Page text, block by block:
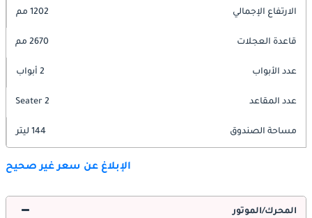
الارتفاع الإجمالي 1202 مم
قاعدة العجلات 2670 مم
عدد الأبواب 2 أبواب
عدد المقاعد 2 Seater
مساحة الصندوق 144 ليتر
الإبلاغ عن سعر غير صحيح
المحرك/الموتور